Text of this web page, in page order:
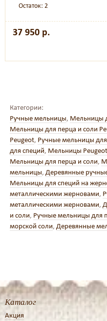
Остаток: 2
37 950 р.
Категории:
Ручные мельницы, Мельницы
Мельницы для перца и соли
Peugeot, Ручные мельницы
для специй, Мельницы Peugeot
Мельницы для перца и соли,
мельницы, Деревянные
Мельницы для специй на
металлическими жерновами,
металлическими жерновами,
и соли, Ручные мельницы для
морской соли, Деревянные
Каталог
Акция